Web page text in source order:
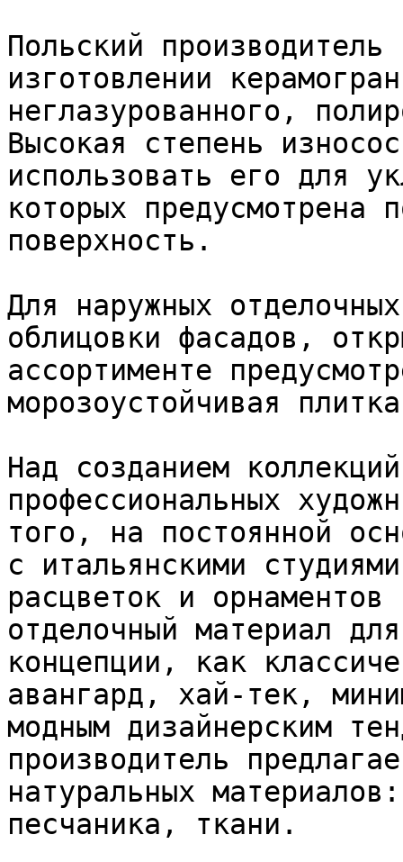
Польский
изготовлении
неглазурованного,
Высокая степень
использовать его для
которых предусмотрена
поверхность.
Для наружных
облицовки фасадов,
ассортименте
морозоустойчивая
Над созданием
профессиональных
того, на постоянной
с итальянскими
расцветок и орнаментов
отделочный материал
концепции, как
авангард, хай-тек,
модным дизайнерским
производитель
натуральных
песчаника, ткани.